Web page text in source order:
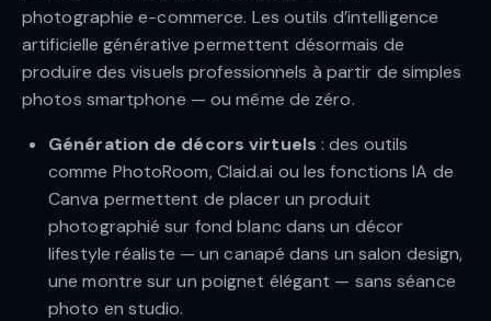
photographie e-commerce. Les outils d’intelligence
artificielle générative permettent désormais de
produire des visuels professionnels à partir de simples
photos smartphone — ou même de zéro.
Génération de décors virtuels : des outils
comme PhotoRoom, Claid.ai ou les fonctions IA de
Canva permettent de placer un produit
photographié sur fond blanc dans un décor
lifestyle réaliste — un canapé dans un salon design,
une montre sur un poignet élégant — sans séance
photo en studio.